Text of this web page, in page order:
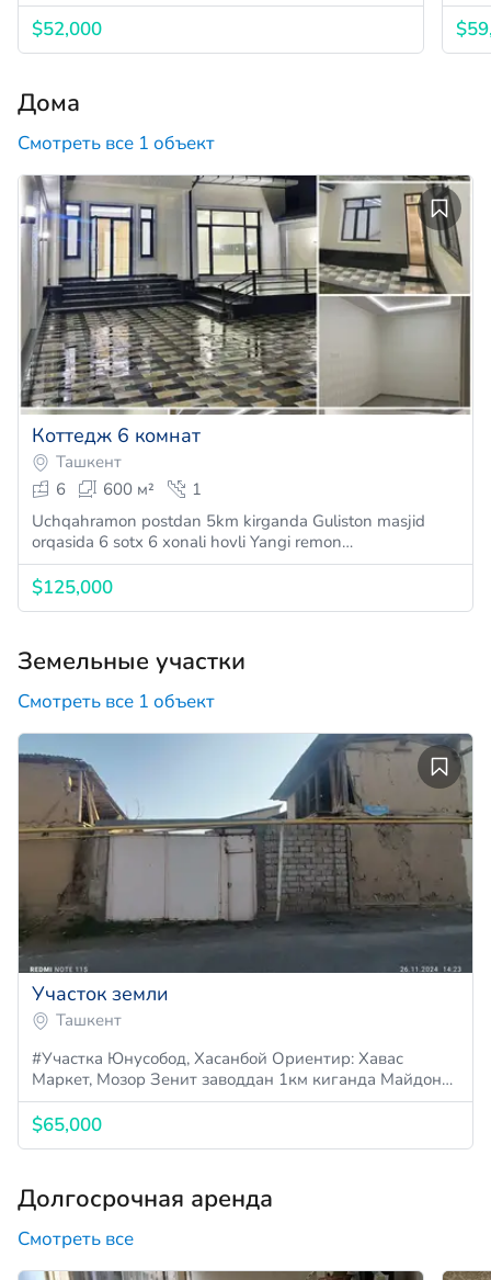
$52,000
Дома
Смотреть все 1 объект
Коттедж 6 комнат
Ташкент
6
600 м²
1
Uchqahramon postdan 5km kirganda Guliston masjid
orqasida 6 sotx 6 xonali hovli Yangi remon…
$125,000
Земельные участки
Смотреть все 1 объект
Участок земли
Ташкент
#Участка Юнусобод, Хасанбой Ориентир: Хавас
Маркет, Мозор Зенит заводдан 1км киганда Майдон…
$65,000
Долгосрочная аренда
Смотреть все